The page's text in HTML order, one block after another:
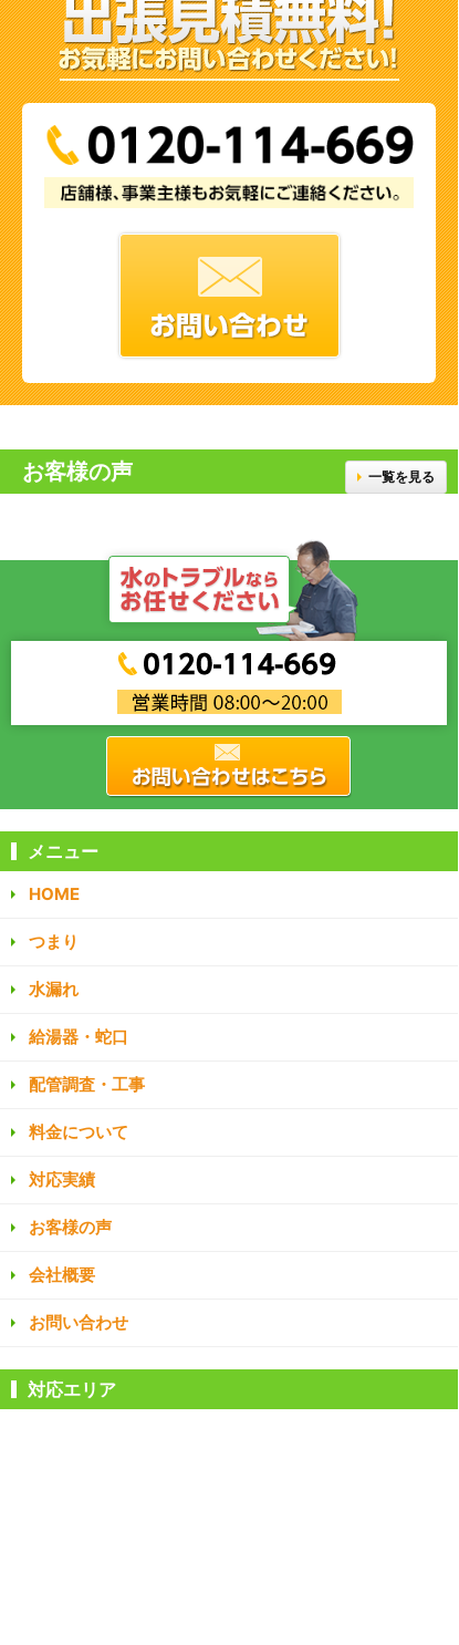
お客様の声 一覧を見る
メニュー
HOME
つまり
水漏れ
給湯器・蛇口
配管調査・工事
料金について
対応実績
お客様の声
会社概要
お問い合わせ
対応エリア